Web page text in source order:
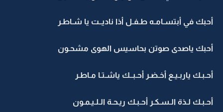
أحبك في أبتسـامـه طـفـل أذا ناديــت يا شـاطـر
أحبك ياصدى صوتن بحاسيس الهوى مشحـون
أحـبـك ياربـيـع أخـضـر أحـبــك ياشـتـا مـاطـر
أحـبـك لـذة الـسـكـر أحـبـك ريـحـة الـلـيـمـون